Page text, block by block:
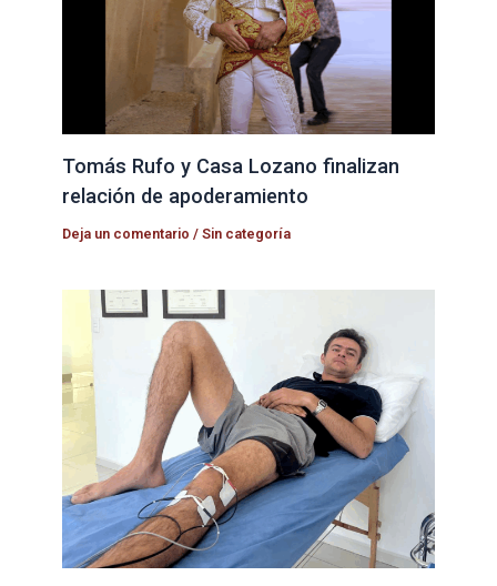
Tomás Rufo y Casa Lozano finalizan
relación de apoderamiento
Deja un comentario /Sin categoría